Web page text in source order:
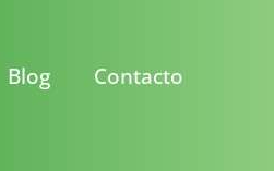
Blog Contacto